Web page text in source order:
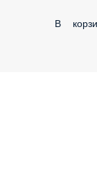
В